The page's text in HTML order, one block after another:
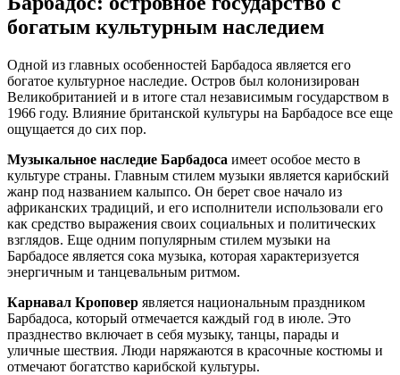
богатым культурным наследием
Одной из главных особенностей Барбадоса является его
богатое культурное наследие. Остров был колонизирован
Великобританией и в итоге стал независимым государством в
1966 году. Влияние британской культуры на Барбадосе все еще
ощущается до сих пор.
Музыкальное наследие Барбадоса имеет особое место в
культуре страны. Главным стилем музыки является карибский
жанр под названием калыпсо. Он берет свое начало из
африканских традиций, и его исполнители использовали его
как средство выражения своих социальных и политических
взглядов. Еще одним популярным стилем музыки на
Барбадосе является сока музыка, которая характеризуется
энергичным и танцевальным ритмом.
Карнавал Кроповер является национальным праздником
Барбадоса, который отмечается каждый год в июле. Это
празднество включает в себя музыку, танцы, парады и
уличные шествия. Люди наряжаются в красочные костюмы и
отмечают богатство карибской культуры.